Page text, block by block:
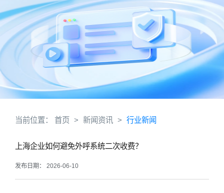
当前位置： 首页 > 新闻资讯 > 行业新闻
上海企业如何避免外呼系统二次收费？
发布日期： 2026-06-10